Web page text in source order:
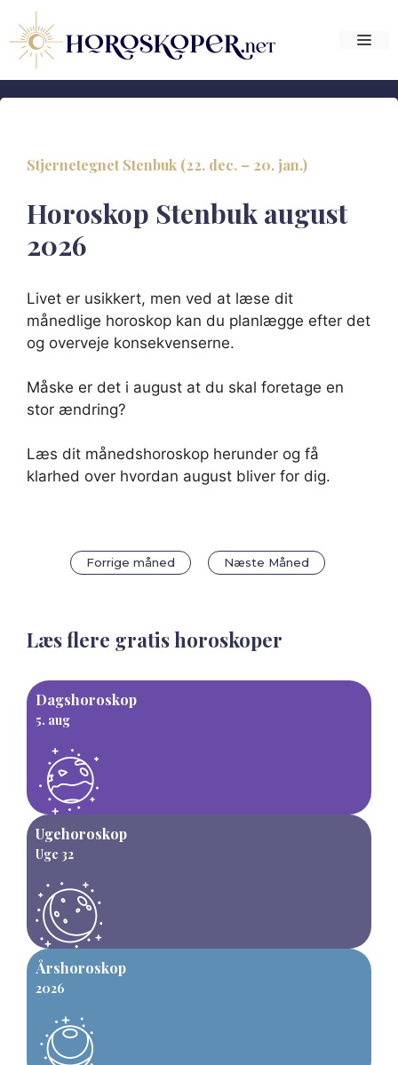
indhold
Stjernetegnet Stenbuk (22. dec. – 20. jan.)
Horoskop Stenbuk august
2026
Livet er usikkert, men ved at læse dit
månedlige horoskop kan du planlægge efter det
og overveje konsekvenserne.
Måske er det i august at du skal foretage en
stor ændring?
Læs dit månedshoroskop herunder og få
klarhed over hvordan august bliver for dig.
Forrige måned Næste Måned
Læs flere gratis horoskoper
Dagshoroskop
5. aug
Ugehoroskop
Uge 32
Årshoroskop
2026